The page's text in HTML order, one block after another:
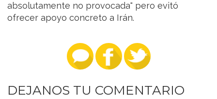
absolutamente no provocada" pero evitó
ofrecer apoyo concreto a Irán.
DEJANOS TU COMENTARIO